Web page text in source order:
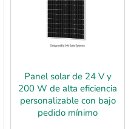
Panel solar de 24 V y
200 W de alta eficiencia
personalizable con bajo
pedido mínimo